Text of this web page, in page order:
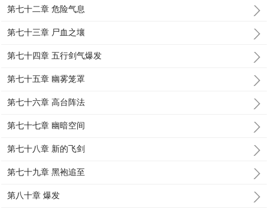
第七十二章 危险气息
第七十三章 尸血之壤
第七十四章 五行剑气爆发
第七十五章 幽雾笼罩
第七十六章 高台阵法
第七十七章 幽暗空间
第七十八章 新的飞剑
第七十九章 黑袍追至
第八十章 爆发